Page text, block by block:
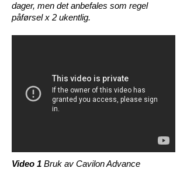
dager, men det anbefales som regel
påførsel x 2 ukentlig.
Video 1 Bruk av Cavilon Advance